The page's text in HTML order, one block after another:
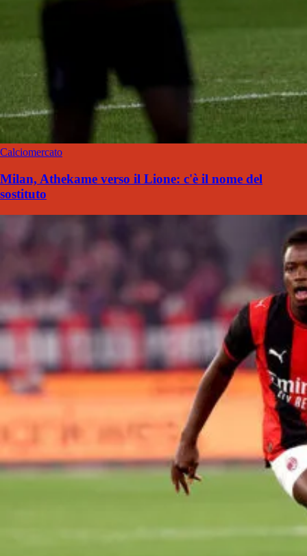
Calciomercato
Milan, Athekame verso il Lione: c'è il nome del
sostituto